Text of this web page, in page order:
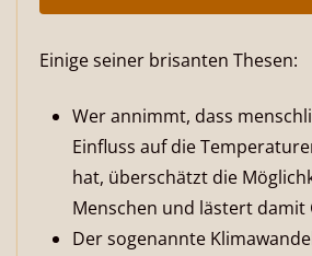
Einige seiner brisanten Thesen:
Wer annimmt, dass
Einfluss auf die
hat, überschätzt die
Menschen und lästert damit
Der sogenannte